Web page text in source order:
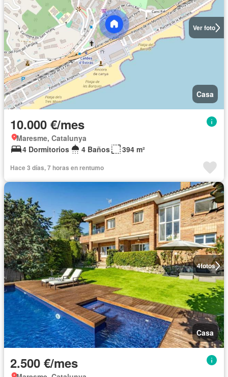
Ver foto
Casa
10.000 €/mes
Maresme, Catalunya
4 Dormitorios
4 Baños 394 m²
Hace 3 días, 7 horas en rentumo
4fotos
Casa
2.500 €/mes